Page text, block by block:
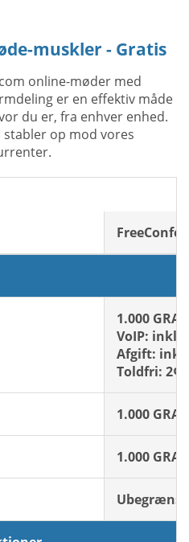
muskler - Gratis
online-møder med
er en effektiv måde
du er, fra enhver enhed.
op mod vores
1.000
VoIP:
Afgift:
Toldfri:
1.000
1.000